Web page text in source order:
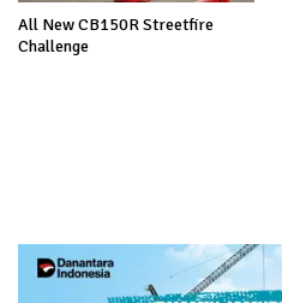
All New CB150R Streetfire
Challenge